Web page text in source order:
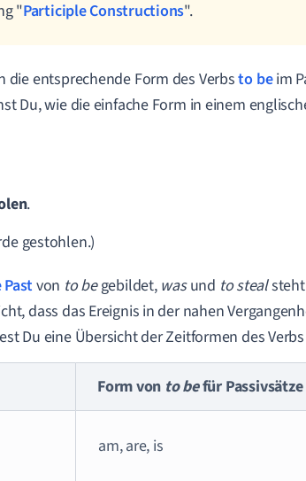
"Participle Constructions".
die entsprechende Form des Verbsto beim
Du, wie die einfache Form in einem
.
gestohlen.)
von to begebildet, wasund to stealsteht
dass das Ereignis in der nahen
Du eine Übersicht der Zeitformen des Verbs
Form von to befür Passivsätze
am, are, is